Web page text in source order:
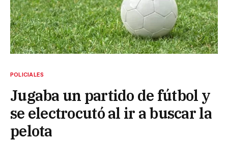
POLICIALES
Jugaba un partido de fútbol y
se electrocutó al ir a buscar la
pelota